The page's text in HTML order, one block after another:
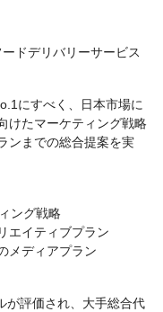
ドデリバリーサービス
にすべく、日本市場に
けたマーケティング戦略
ンまでの総合提案を実
ング戦略
エイティブプラン
メディアプラン
が評価され、大手総合代